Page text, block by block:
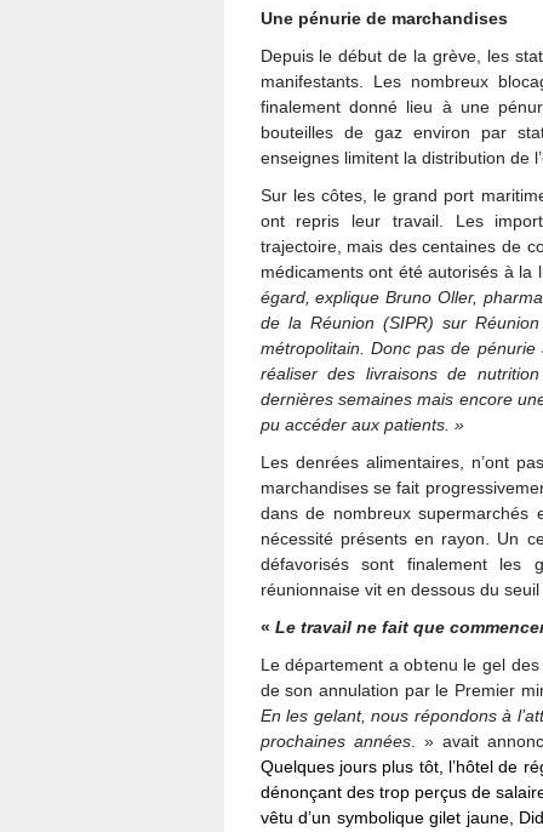
Une pénurie de marchandises
Depuis le début de la grève, les
manifestants. Les nombreux
finalement donné lieu à une
bouteilles de gaz environ par
enseignes limitent la distribution de
Sur les côtes, le grand port
ont repris leur travail. Les
trajectoire, mais des centaines de
médicaments ont été autorisés à la
égard,explique Bruno Oller,
de la Réunion (SIPR) sur Réunion
métropolitain. Donc pas de pénurie
réaliser des livraisons de nutrition
dernières semaines mais encore
pu accéder aux patients. »
Les denrées alimentaires, n’ont
marchandises se fait
dans de nombreux
nécessité présents en rayon. Un
défavorisés sont finalement les
réunionnaise vit en dessous du seuil
« Le travail ne fait que
Le département a obtenu le gel
de son annulation par le Premier
En les gelant, nous répondons à
prochaines années. » avait
Quelques jours plus tôt, l’hôtel de
dénonçant des trop perçus de
vêtu d’un symbolique gilet jaune,